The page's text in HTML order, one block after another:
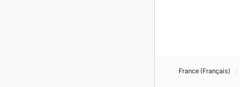
France (Français)